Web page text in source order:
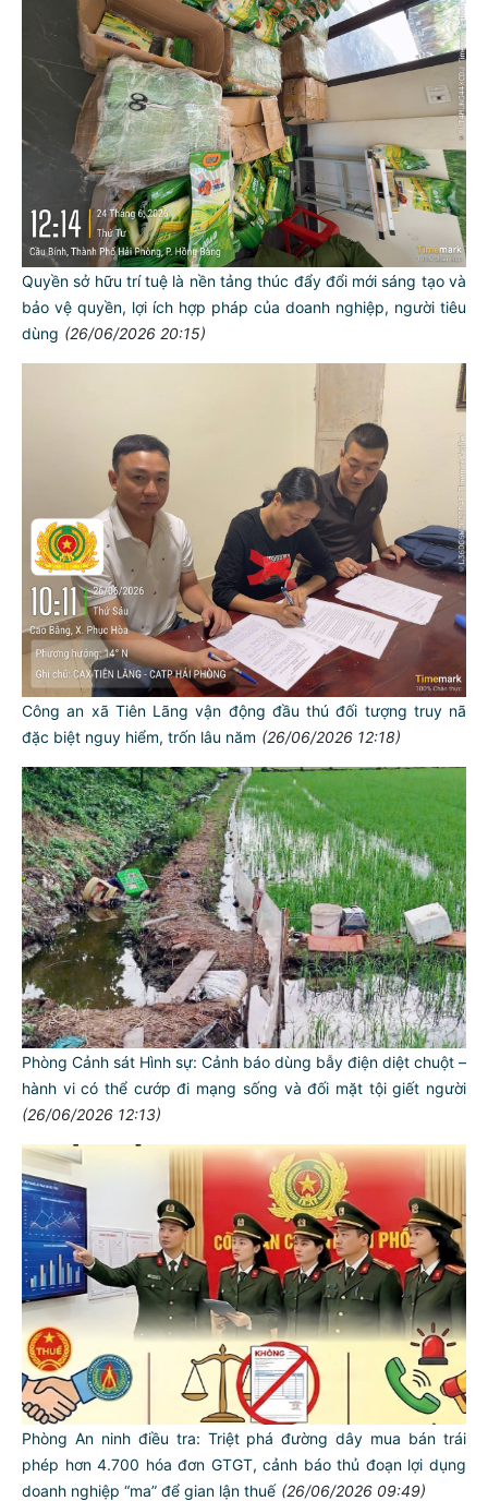
Quyền sở hữu trí tuệ là nền tảng thúc đẩy đổi mới sáng tạo và
bảo vệ quyền, lợi ích hợp pháp của doanh nghiệp, người tiêu
dùng (26/06/2026 20:15)
Công an xã Tiên Lãng vận động đầu thú đối tượng truy nã
đặc biệt nguy hiểm, trốn lâu năm (26/06/2026 12:18)
Phòng Cảnh sát Hình sự: Cảnh báo dùng bẫy điện diệt chuột –
hành vi có thể cướp đi mạng sống và đối mặt tội giết người
(26/06/2026 12:13)
Phòng An ninh điều tra: Triệt phá đường dây mua bán trái
phép hơn 4.700 hóa đơn GTGT, cảnh báo thủ đoạn lợi dụng
doanh nghiệp “ma” để gian lận thuế (26/06/2026 09:49)